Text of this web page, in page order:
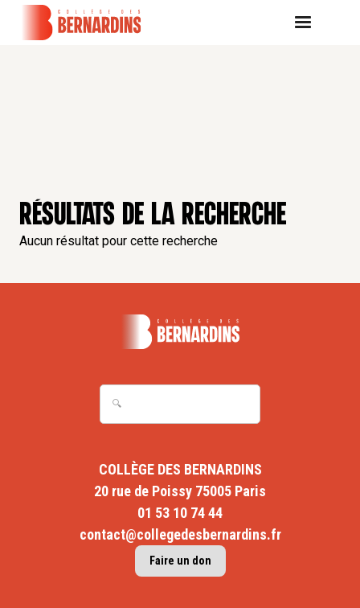
RÉSULTATS DE LA RECHERCHE
Aucun résultat pour cette recherche
COLLÈGE DES BERNARDINS
20 rue de Poissy 75005 Paris
01 53 10 74 44
contact@collegedesbernardins.fr
Faire un don